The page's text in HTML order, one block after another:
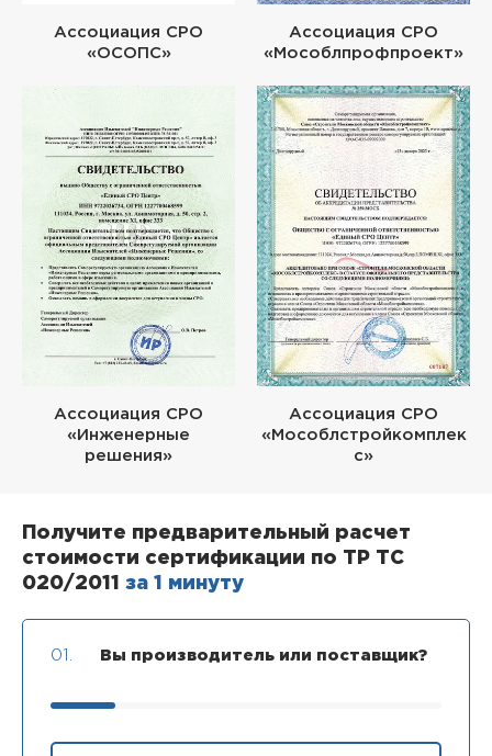
Ассоциация СРО
«ОСОПС»
Ассоциация СРО
«Мособлпрофпроект»
Ассоциация СРО
«Инженерные
решения»
Ассоциация СРО
«Мособлстройкомплек
с»
Получите предварительный расчет
стоимости сертификации по ТР ТС
020/2011 за 1 минуту
01. Вы производитель или поставщик?